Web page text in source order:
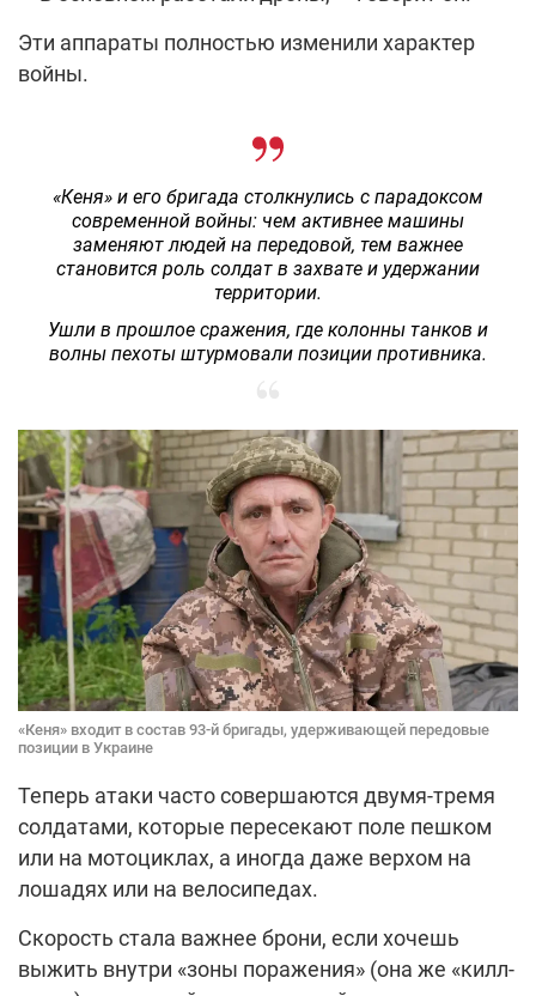
Эти аппараты полностью изменили характер
войны.
«Кеня» и его бригада столкнулись с парадоксом
современной войны: чем активнее машины
заменяют людей на передовой, тем важнее
становится роль солдат в захвате и удержании
территории.
Ушли в прошлое сражения, где колонны танков и
волны пехоты штурмовали позиции противника.
«Кеня» входит в состав 93-й бригады, удерживающей передовые
позиции в Украине
Теперь атаки часто совершаются двумя-тремя
солдатами, которые пересекают поле пешком
или на мотоциклах, а иногда даже верхом на
лошадях или на велосипедах.
Скорость стала важнее брони, если хочешь
выжить внутри «зоны поражения» (она же «килл-